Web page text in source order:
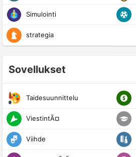
Simulointi
strategia
Sovellukset
Taidesuunnittelu
ViestintÃ¤
Viihde